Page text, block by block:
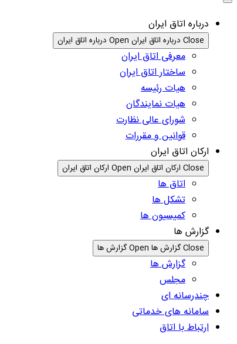
درباره اتاق ایران
Close درباره اتاق ایران Open درباره اتاق ایران
معرفی اتاق ایران
ساختار اتاق ایران
هیات رئیسه
هیات نمایندگان
شورای عالی نظارت
قوانین و مقررات
ارکان اتاق ایران
Close ارکان اتاق ایران Open ارکان اتاق ایران
اتاق ها
تشکل ها
کمیسیون ها
گزارش ها
Close گزارش ها Open گزارش ها
گزارش ها
مجلس
چندرسانه ای
سامانه های خدماتی
ارتباط با اتاق